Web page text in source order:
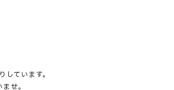
ています。
せ。